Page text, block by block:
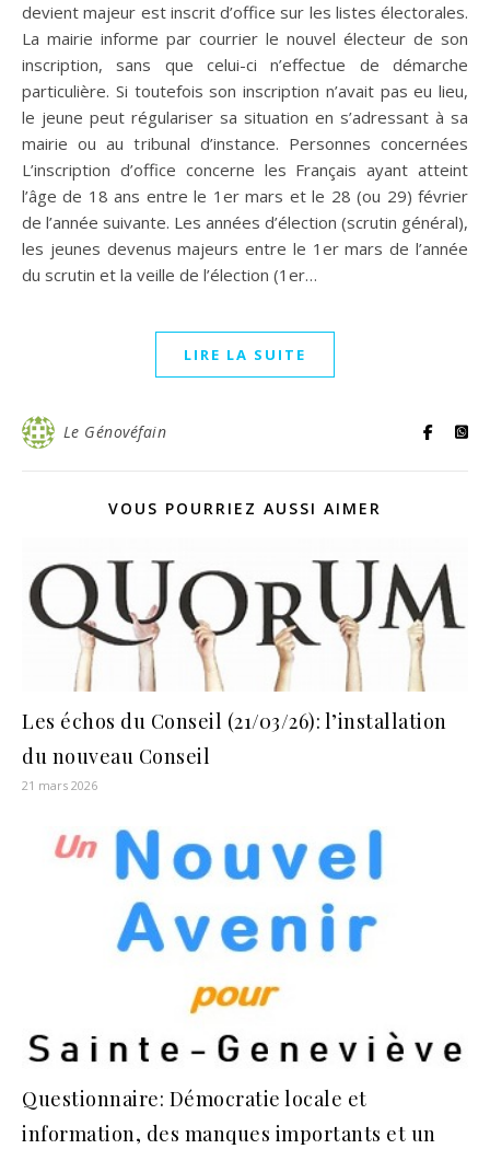
devient majeur est inscrit d’office sur les listes électorales.
La mairie informe par courrier le nouvel électeur de son
inscription, sans que celui-ci n’effectue de démarche
particulière. Si toutefois son inscription n’avait pas eu lieu,
le jeune peut régulariser sa situation en s’adressant à sa
mairie ou au tribunal d’instance. Personnes concernées
L’inscription d’office concerne les Français ayant atteint
l’âge de 18 ans entre le 1er mars et le 28 (ou 29) février
de l’année suivante. Les années d’élection (scrutin général),
les jeunes devenus majeurs entre le 1er mars de l’année
du scrutin et la veille de l’élection (1er…
LIRE LA SUITE
Le Génovéfain
VOUS POURRIEZ AUSSI AIMER
Les échos du Conseil (21/03/26): l’installation
du nouveau Conseil
21 mars 2026
Questionnaire: Démocratie locale et
information, des manques importants et un